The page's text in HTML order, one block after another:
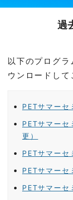
過
以下のプログ
ウンロードして
PETサマー
PETサマー
更）
PETサマー
PETサマー
PETサマー